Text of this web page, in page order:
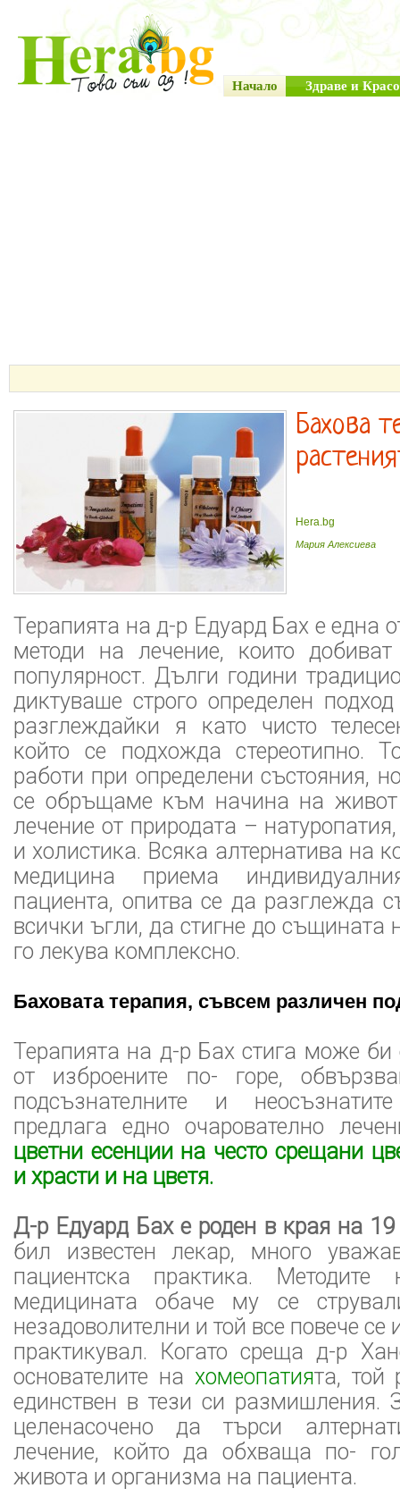
Начало Здраве и
Бахова
Hera.bg
Мария Алексиева
Терапията на д-р Едуард Бах е една
методи на лечение, които
популярност. Дълги години
диктуваше строго определен
разглеждайки я като чисто
който се подхожда стереотипно.
работи при определени състояния,
се обръщаме към начина на
лечение от природата –
и холистика. Всяка алтернатива на
медицина приема
пациента, опитва се да разглежда
всички ъгли, да стигне до същината
го лекува комплексно.
Баховата терапия, съвсем различен
Терапията на д-р Бах стига може
от изброените по- горе,
подсъзнателните и
предлага едно очарователно
цветни есенции на често срещани
и храсти и на цветя.
Д-р Едуард Бах е роден в края на 19
бил известен лекар, много
пациентска практика.
медицината обаче му се
незадоволителни и той все повече
практикувал. Когато среща д-р
основателите на хомеопатията, той
единствен в тези си размишления.
целенасочено да търси
лечение, който да обхваща по-
живота и организма на пациента.